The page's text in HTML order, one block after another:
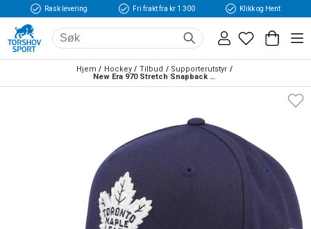
Rask levering Fri frakt fra kr 1 300 Klikk og Hent
Hjem Hockey Tilbud
Supporterutstyr
New Era 970 Stretch Snapback Toronto Maple Leafs